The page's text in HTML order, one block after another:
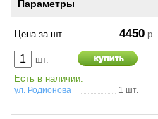
Параметры
Цена за шт. 4450 р.
шт.
Есть в наличии:
ул. Родионова 1 шт.